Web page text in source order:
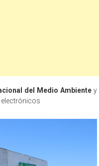
del Medio Ambientey
electrónicos